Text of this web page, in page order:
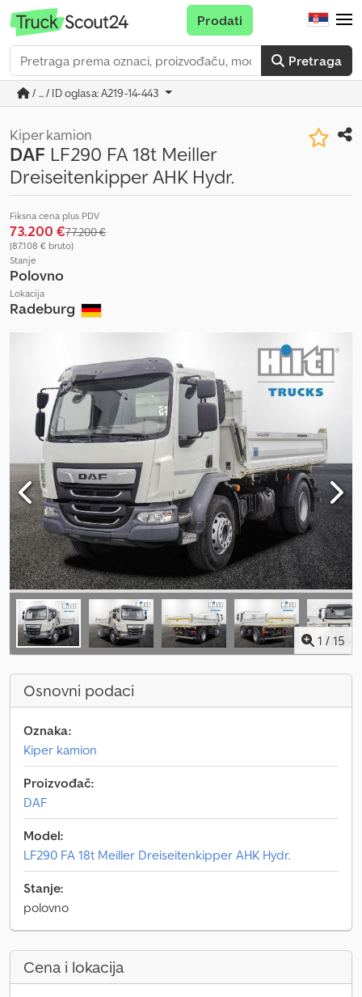
Pretraga
Prodati
/ ... / ID oglasa: A219-14-443
Kiper kamion
DAF LF290 FA 18t Meiller
Dreiseitenkipper AHK Hydr.
Fiksna cena plus PDV
73.200 €77.200 €
(87.108 € bruto)
Stanje
Polovno
Lokacija
Radeburg
1 / 15
Osnovni podaci
Oznaka:
Kiper kamion
Proizvođač:
DAF
Model:
LF290 FA 18t Meiller Dreiseitenkipper AHK Hydr.
Stanje:
polovno
Cena i lokacija